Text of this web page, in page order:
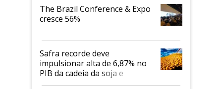
The Brazil Conference & Expo
cresce 56%
Safra recorde deve
impulsionar alta de 6,87% no
PIB da cadeia da soja e
biodiesel em 2026